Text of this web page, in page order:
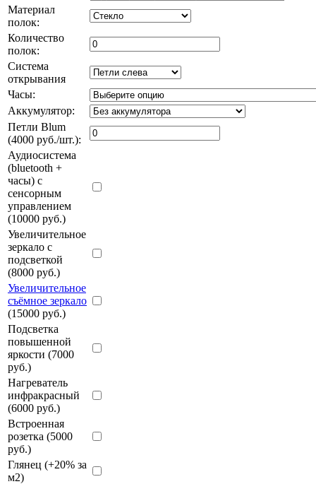
Материал
полок:
Количество
полок:
Система
открывания
Часы:
Аккумулятор:
Петли Blum
(4000 руб./шт.):
Аудиосистема
(bluetooth +
часы) с
сенсорным
управлением
(10000 руб.)
Увеличительное
зеркало с
подсветкой
(8000 руб.)
Увеличительное
съёмное зеркало
(15000 руб.)
Подсветка
повышенной
яркости (7000
руб.)
Нагреватель
инфракрасный
(6000 руб.)
Встроенная
розетка (5000
руб.)
Глянец (+20% за
м2)